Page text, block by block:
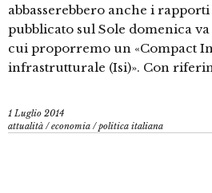
abbasserebbero anche i rapporti
pubblicato sul Sole domenica
cui proporremo un «Compact
infrastrutturale (Isi)». Con
1 Luglio 2014
attualità /economia /politica italiana